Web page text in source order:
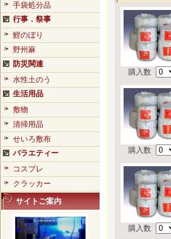
手袋処分品
行事．祭事
鯉のぼり
野州麻
防災関連
水性土のう
生活用品
敷物
清掃用品
せいろ敷布
バラエティー
コスプレ
クラッカー
サイトご案内
購入数
購入数
購入数